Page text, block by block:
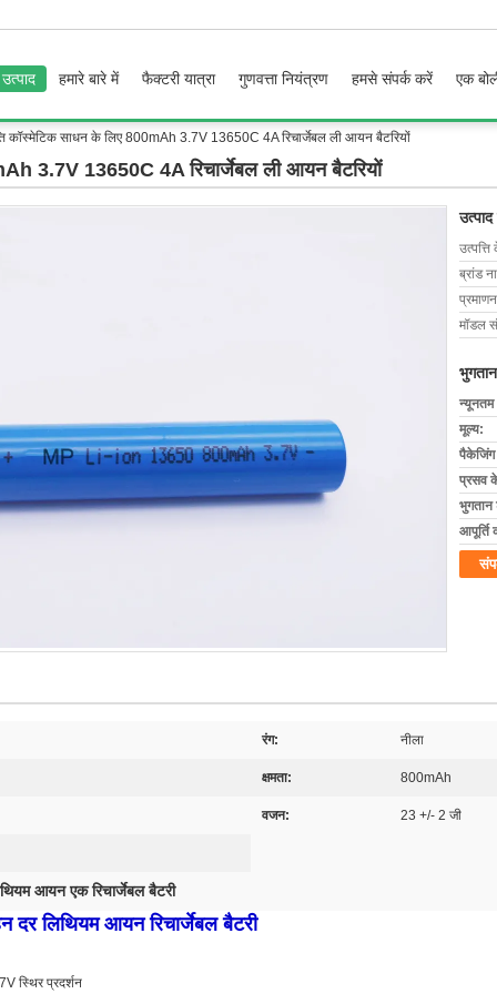
उत्पाद हमारे बारे में फैक्टरी यात्रा गुणवत्ता नियंत्रण हमसे संपर्क करें एक
कॉस्मेटिक साधन के लिए 800mAh 3.7V 13650C 4A रिचार्जेबल ली आयन बैटरियों
3.7V 13650C 4A रिचार्जेबल ली आयन बैटरियों
ब्रांड
मॉडल
न्यूनतम
मूल्य:
पैकेजिंग
प्रसव
भुगतान
आपूर्ति
रंग: नीला
क्षमता: 800mAh
वजन: 23 +/- 2 जी
आयन एक रिचार्जेबल बैटरी
लिथियम आयन रिचार्जेबल बैटरी
स्थिर प्रदर्शन